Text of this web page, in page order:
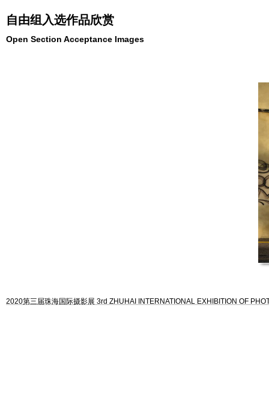
自由组入选作品欣赏
Open Section Acceptance Images
2020第三届珠海国际摄影展 3rd ZHUHAI INTERNATIONAL EXHIBITION OF